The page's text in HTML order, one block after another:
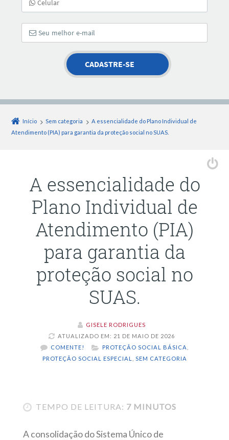
Início Sem categoria
A essencialidade do Plano Individual de
Atendimento (PIA) para garantia da proteção social no SUAS.
A essencialidade do
Plano Individual de
Atendimento (PIA)
para garantia da
proteção social no
SUAS.
GISELE RODRIGUES
ATUALIZADO EM: 21 DE MAIO DE 2026
COMENTE!
PROTEÇÃO SOCIAL BÁSICA
PROTEÇÃO SOCIAL ESPECIAL
SEM CATEGORIA
TEMPO DE LEITURA: 7 MINUTOS
A consolidação do Sistema Único de